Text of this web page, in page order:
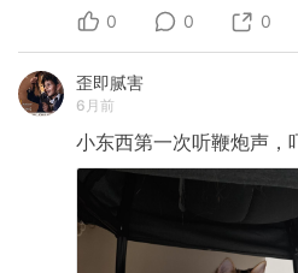
0 0 0
歪即腻害
6月前
小东西第一次听鞭炮声，